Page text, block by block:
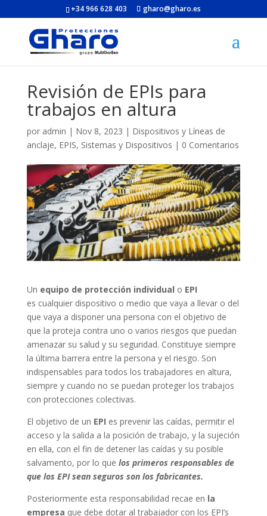
+34 966 628 403 gharo@gharo.es
Revisión de EPIs para
trabajos en altura
por admin | Nov 8, 2023 | Dispositivos y Líneas de
anclaje, EPIS, Sistemas y Dispositivos | 0 Comentarios
Un equipo de protección individual o EPI
es cualquier dispositivo o medio que vaya a llevar o del
que vaya a disponer una persona con el objetivo de
que la proteja contra uno o varios riesgos que puedan
amenazar su salud y su seguridad. Constituye siempre
la última barrera entre la persona y el riesgo. Son
indispensables para todos los trabajadores en altura,
siempre y cuando no se puedan proteger los trabajos
con protecciones colectivas.
El objetivo de un EPI es prevenir las caídas, permitir el
acceso y la salida a la posición de trabajo, y la sujeción
en ella, con el fin de detener las caídas y su posible
salvamento, por lo que los primeros responsables de
que los EPI sean seguros son los fabricantes.
Posteriormente esta responsabilidad recae en la
empresa que debe dotar al trabajador con los EPI’s